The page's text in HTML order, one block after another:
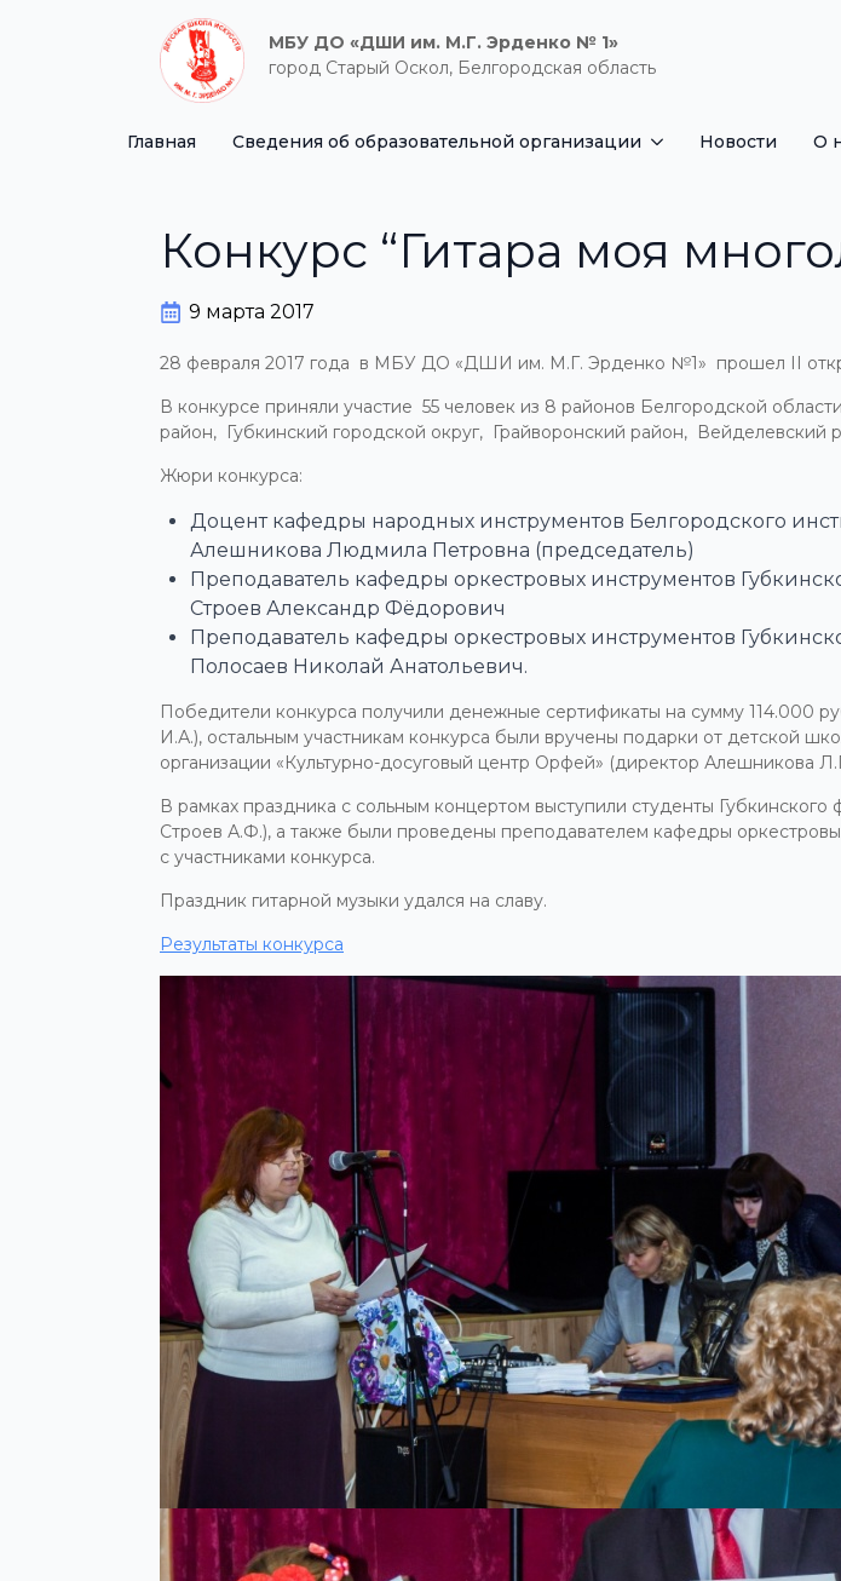
МБУ ДО «ДШИ им. М.Г. Эрденко № 1»
город Старый Оскол, Белгородская область
Главная Сведения об образовательной организации Новости О
Конкурс “Гитара моя
9 марта 2017
28 февраля 2017 года в МБУ ДО «ДШИ им. М.Г. Эрденко №1» прошел II
В конкурсе приняли участие 55 человек из 8 районов Белгородской
район, Губкинский городской округ, Грайворонский район,
Жюри конкурса:
Доцент кафедры народных инструментов Белгородского
Алешникова Людмила Петровна (председатель)
Преподаватель кафедры оркестровых инструментов
Строев Александр Фёдорович
Преподаватель кафедры оркестровых инструментов
Полосаев Николай Анатольевич.
Победители конкурса получили денежные сертификаты на сумму 114.000
И.А.), остальным участникам конкурса были вручены подарки от детской
организации «Культурно-досуговый центр Орфей» (директор Алешникова
В рамках праздника с сольным концертом выступили студенты Губкинского
Строев А.Ф.), а также были проведены преподавателем кафедры
с участниками конкурса.
Праздник гитарной музыки удался на славу.
Результаты конкурса